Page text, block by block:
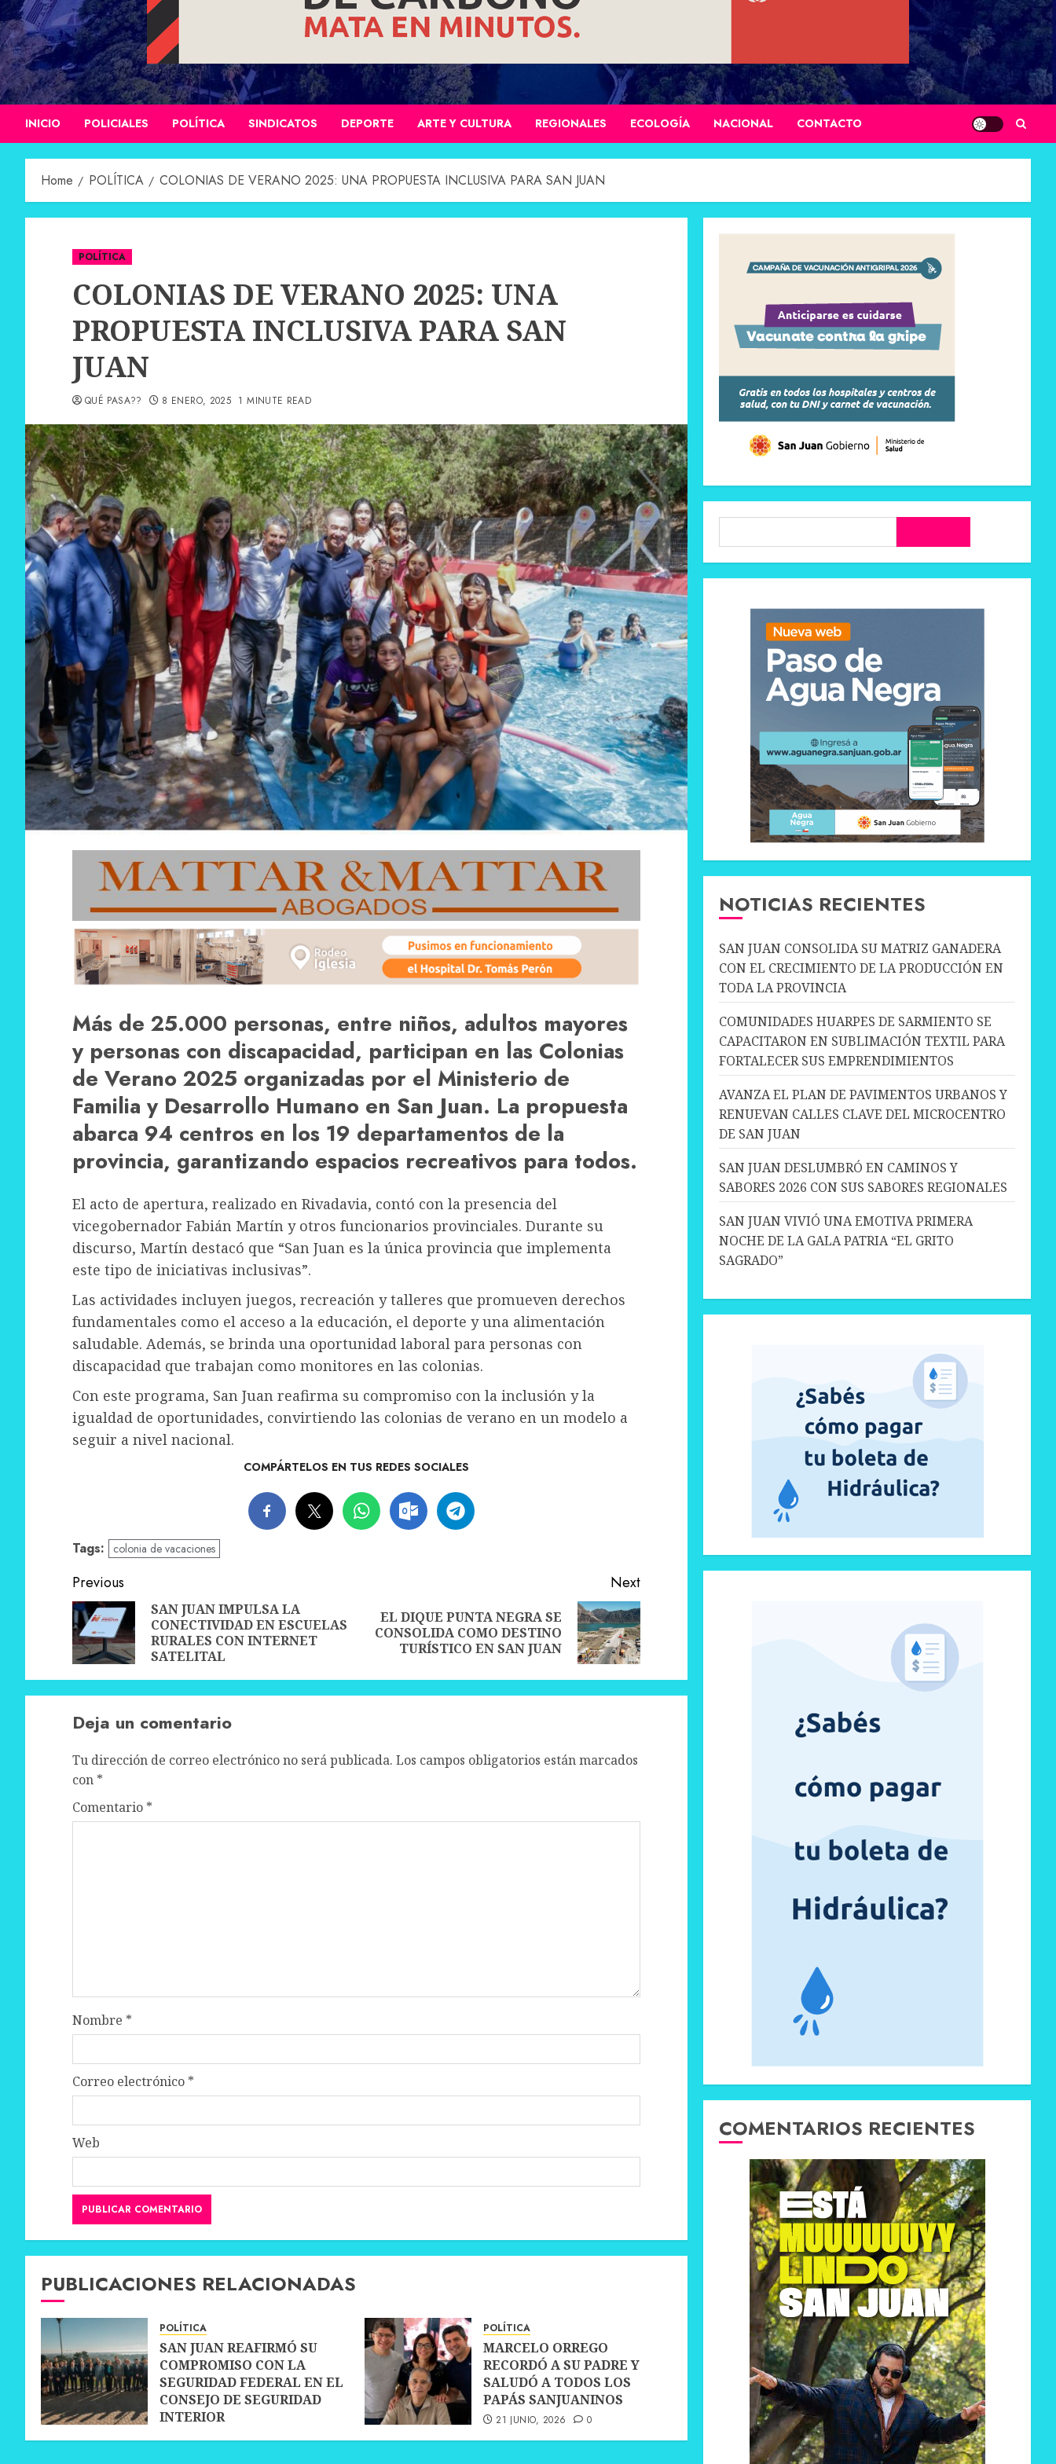
INICIO POLICIALES POLÍTICA SINDICATOS DEPORTE ARTE Y CULTURA REGIONALES ECOLOGÍA NACIONAL CONTACTO
Home POLÍTICA COLONIAS DE VERANO 2025: UNA PROPUESTA INCLUSIVA PARA SAN JUAN
POLÍTICA
COLONIAS DE VERANO 2025: UNA
PROPUESTA INCLUSIVA PARA SAN
JUAN
QUÉ PASA?? 8 ENERO, 2025 1 MINUTE READ
Más de 25.000 personas, entre niños, adultos mayores
y personas con discapacidad, participan en las Colonias
de Verano 2025 organizadas por el Ministerio de
Familia y Desarrollo Humano en San Juan. La propuesta
abarca 94 centros en los 19 departamentos de la
provincia, garantizando espacios recreativos para todos.
El acto de apertura, realizado en Rivadavia, contó con la presencia del
vicegobernador Fabián Martín y otros funcionarios provinciales. Durante su
discurso, Martín destacó que “San Juan es la única provincia que implementa
este tipo de iniciativas inclusivas”.
Las actividades incluyen juegos, recreación y talleres que promueven derechos
fundamentales como el acceso a la educación, el deporte y una alimentación
saludable. Además, se brinda una oportunidad laboral para personas con
discapacidad que trabajan como monitores en las colonias.
Con este programa, San Juan reafirma su compromiso con la inclusión y la
igualdad de oportunidades, convirtiendo las colonias de verano en un modelo a
seguir a nivel nacional.
COMPÁRTELOS EN TUS REDES SOCIALES
Tags: colonia de vacaciones
Post
navigation
Previous
Previous
SAN JUAN IMPULSA LA
CONECTIVIDAD EN ESCUELAS
RURALES CON INTERNET
SATELITAL
Next
Next
EL DIQUE PUNTA NEGRA SE
CONSOLIDA COMO DESTINO
TURÍSTICO EN SAN JUAN
Deja un comentario
Tu dirección de correo electrónico no será publicada. Los campos obligatorios están marcados
con *
Comentario *
Nombre *
Correo electrónico *
Web
PUBLICACIONES RELACIONADAS
POLÍTICA
SAN JUAN REAFIRMÓ SU
COMPROMISO CON LA
SEGURIDAD FEDERAL EN EL
CONSEJO DE SEGURIDAD
INTERIOR
POLÍTICA
MARCELO ORREGO
RECORDÓ A SU PADRE Y
SALUDÓ A TODOS LOS
PAPÁS SANJUANINOS
21 JUNIO, 2026 0
NOTICIAS RECIENTES
SAN JUAN CONSOLIDA SU MATRIZ GANADERA
CON EL CRECIMIENTO DE LA PRODUCCIÓN EN
TODA LA PROVINCIA
COMUNIDADES HUARPES DE SARMIENTO SE
CAPACITARON EN SUBLIMACIÓN TEXTIL PARA
FORTALECER SUS EMPRENDIMIENTOS
AVANZA EL PLAN DE PAVIMENTOS URBANOS Y
RENUEVAN CALLES CLAVE DEL MICROCENTRO
DE SAN JUAN
SAN JUAN DESLUMBRÓ EN CAMINOS Y
SABORES 2026 CON SUS SABORES REGIONALES
SAN JUAN VIVIÓ UNA EMOTIVA PRIMERA
NOCHE DE LA GALA PATRIA “EL GRITO
SAGRADO”
COMENTARIOS RECIENTES